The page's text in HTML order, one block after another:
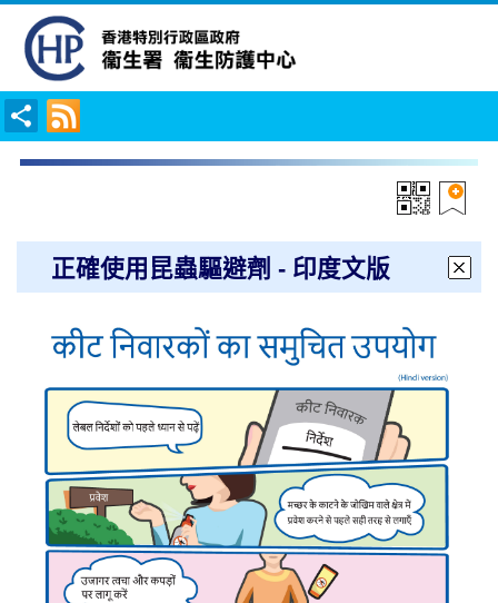
正確使用昆蟲驅避劑 - 印度文版